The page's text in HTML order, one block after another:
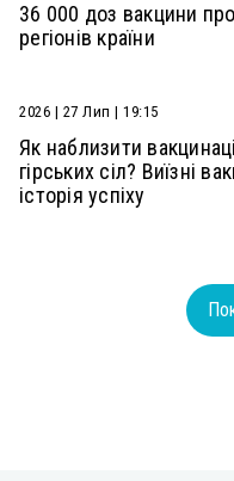
36 000 доз вакцини
регіонів країни
2026 | 27 Лип | 19:15
Як наблизити
гірських сіл? Виїзні
історія успіху